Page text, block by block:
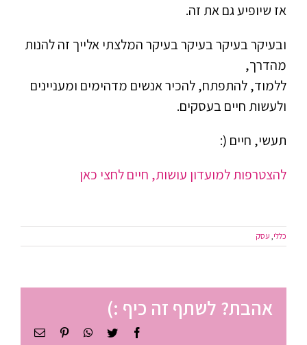
אז שיופיע גם את זה.
ובעיקר בעיקר בעיקר בעיקר המלצתי אלייך זה להנות
מהדרך,
ללמוד, להתפתח, להכיר אנשים מדהימים ומעניינים
ולעשות חיים בעסקים.
תעשי, חיים (:
להצטרפות למועדון עושות, חיים לחצי כאן
כללי, עסק
אהבת? לשתף זה כיף :)
Facebook
Twitter
WhatsApp
Pinterestכתובת